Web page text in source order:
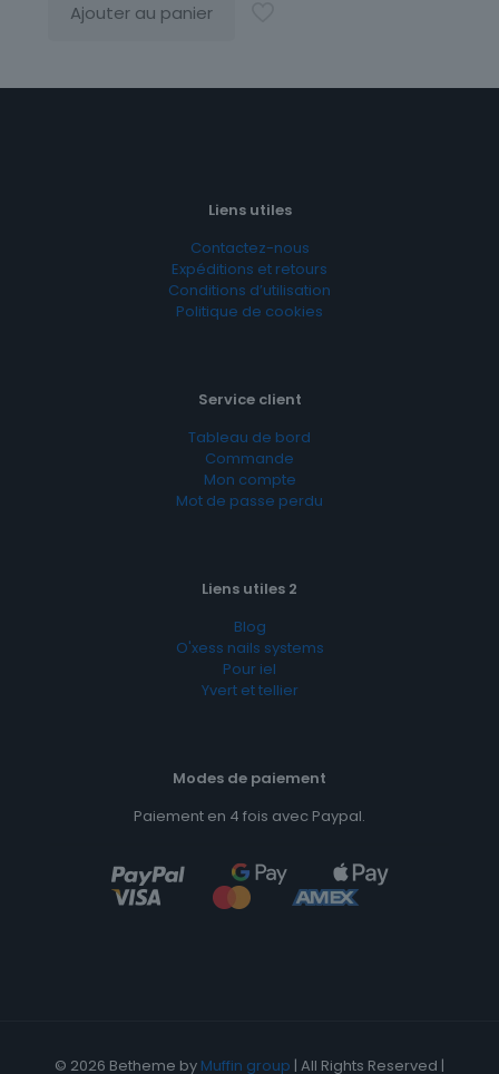
Ajouter au panier
Liens utiles
Contactez-nous
Expéditions et retours
Conditions d’utilisation
Politique de cookies
Service client
Tableau de bord
Commande
Mon compte
Mot de passe perdu
Liens utiles 2
Blog
O'xess nails systems
Pour iel
Yvert et tellier
Modes de paiement
Paiement en 4 fois avec Paypal.
© 2026 Betheme by Muffin group | All Rights Reserved |